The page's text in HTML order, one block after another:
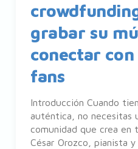
grabar su
conectar
fans
Introducción Cuando
auténtica, no necesitas
comunidad que crea en
César Orozco, pianista